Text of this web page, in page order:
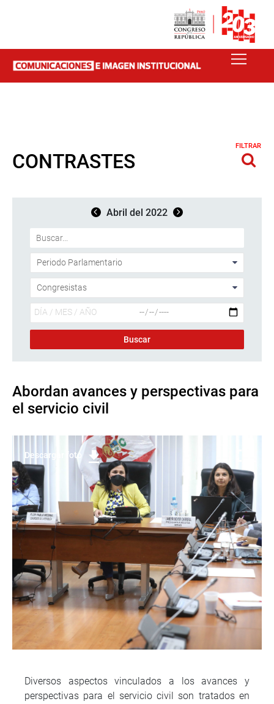
CONTRASTES
FILTRAR
Abril del 2022
Abordan avances y perspectivas para
el servicio civil
Descargar foto
Diversos aspectos vinculados a los avances y
perspectivas para el servicio civil son tratados en